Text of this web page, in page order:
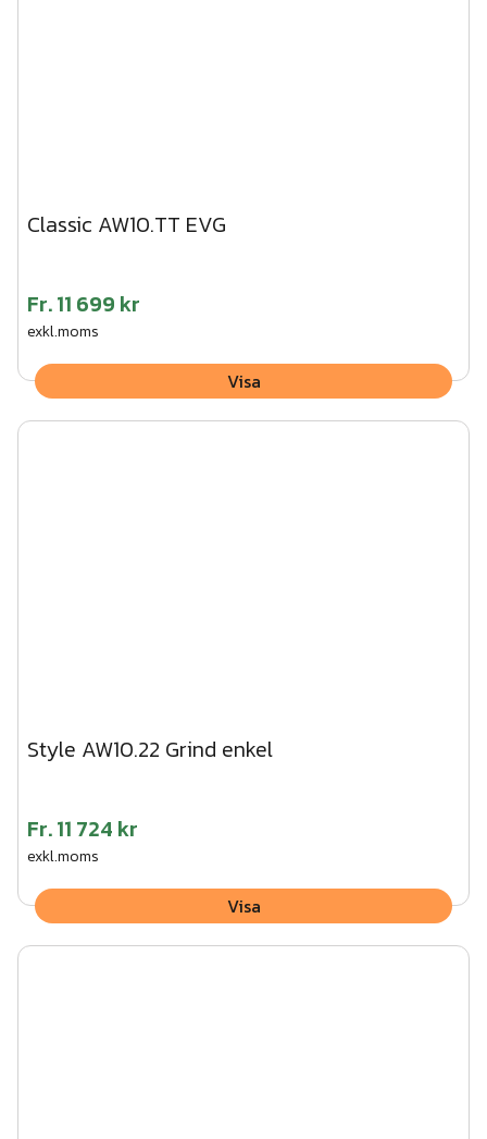
Classic AW10.TT EVG
Fr.11 699 kr
exkl.moms
Visa
Style AW10.22 Grind enkel
Fr.11 724 kr
exkl.moms
Visa